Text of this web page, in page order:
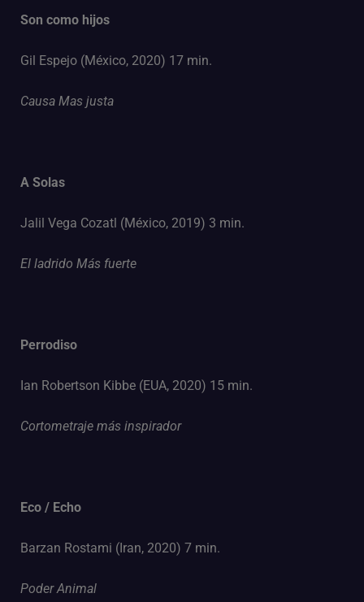
Son como hijos
Gil Espejo (México, 2020) 17 min.
Causa Mas justa
A Solas
Jalil Vega Cozatl (México, 2019) 3 min.
El ladrido Más fuerte
Perrodiso
Ian Robertson Kibbe (EUA, 2020) 15 min.
Cortometraje más inspirador
Eco / Echo
Barzan Rostami (Iran, 2020) 7 min.
Poder Animal